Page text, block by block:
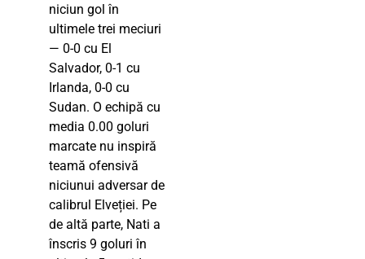
niciun gol în
ultimele trei meciuri
— 0-0 cu El
Salvador, 0-1 cu
Irlanda, 0-0 cu
Sudan. O echipă cu
media 0.00 goluri
marcate nu inspiră
teamă ofensivă
niciunui adversar de
calibrul Elveției. Pe
de altă parte, Nati a
înscris 9 goluri în